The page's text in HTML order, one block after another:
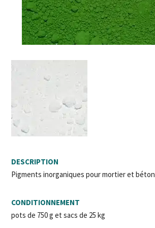
DESCRIPTION
Pigments inorganiques pour mortier et béton
CONDITIONNEMENT
pots de 750 g et sacs de 25 kg